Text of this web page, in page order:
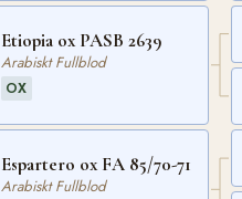
Etiopia ox PASB 2639
Arabiskt Fullblod
OX
Espartero ox FA 85/70-71
Arabiskt Fullblod